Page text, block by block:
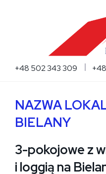
+48 502 343 309
NAZWA
BIELANY
3-pokojowe z
i loggią na